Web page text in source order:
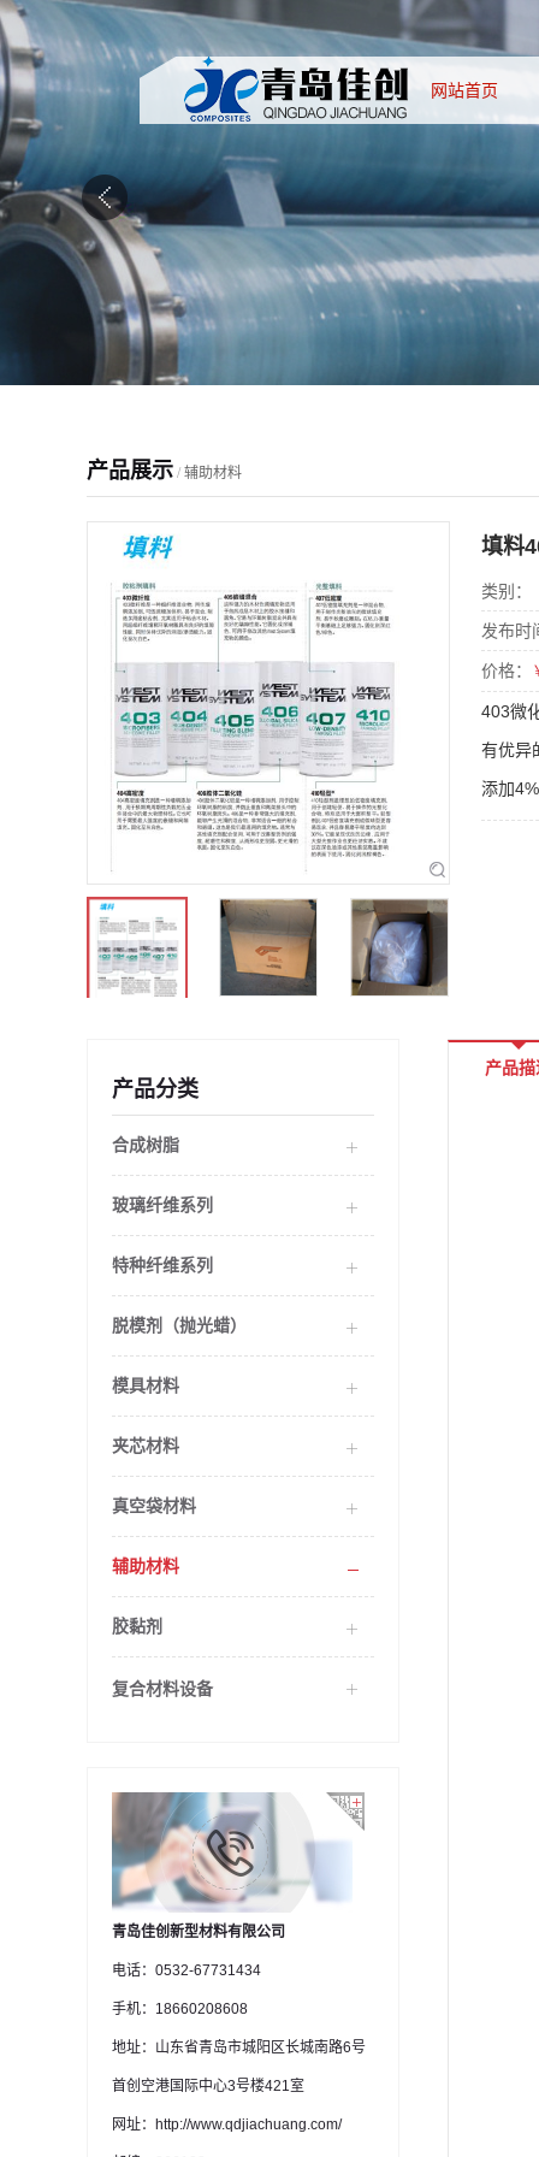
网站首页
产品展示 / 辅助材料
填料
类别：
发布时
价格：
403微
有优异
添加
产品分类
合成树脂
玻璃纤维系列
特种纤维系列
脱模剂（抛光蜡）
模具材料
夹芯材料
真空袋材料
辅助材料
胶黏剂
复合材料设备
青岛佳创新型材料有限公司
电话：0532-67731434
手机：18660208608
地址：山东省青岛市城阳区长城南路6号
首创空港国际中心3号楼421室
网址：http://www.qdjiachuang.com/
产品描